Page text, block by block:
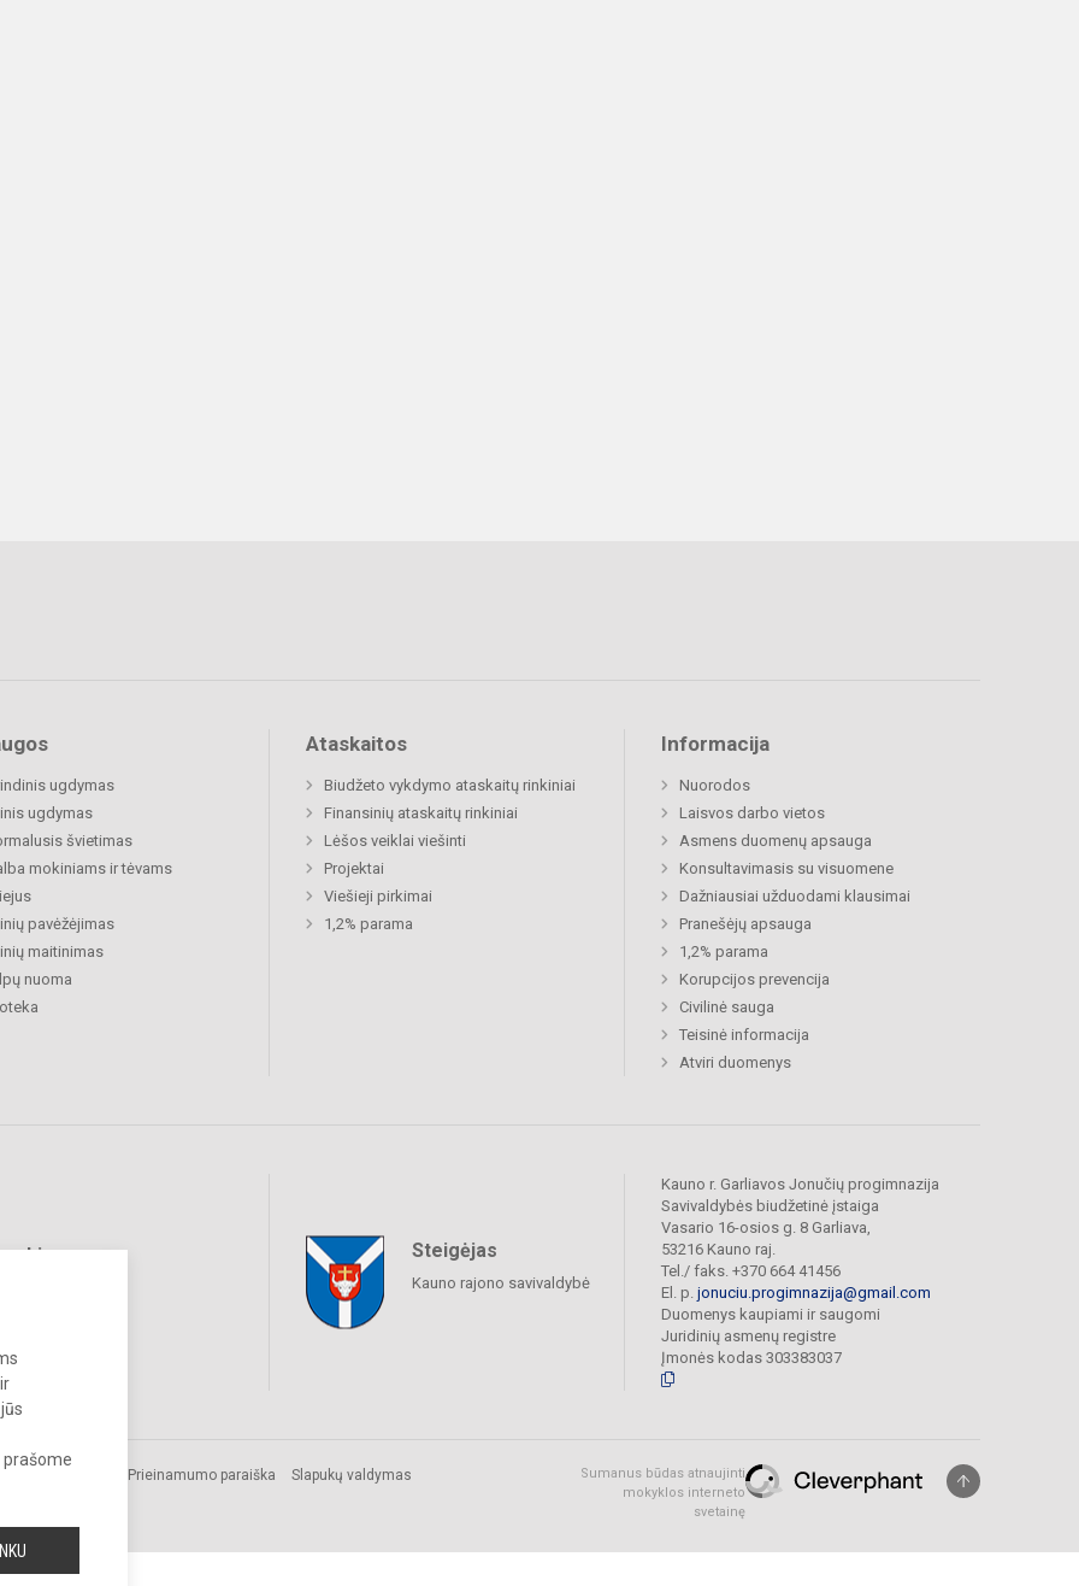
prašome
ugdymas
ugdymas
švietimas
mokiniams ir tėvams
pavėžėjimas
maitinimas
nuoma
Ataskaitos
Biudžeto vykdymo ataskaitų rinkiniai
Finansinių ataskaitų rinkiniai
Lėšos veiklai viešinti
Projektai
Viešieji pirkimai
1,2% parama
Informacija
Nuorodos
Laisvos darbo vietos
Asmens duomenų apsauga
Konsultavimasis su visuomene
Dažniausiai užduodami klausimai
Pranešėjų apsauga
1,2% parama
Korupcijos prevencija
Civilinė sauga
Teisinė informacija
Atviri duomenys
Steigėjas
Kauno rajono savivaldybė
Kauno r. Garliavos Jonučių progimnazija
Savivaldybės biudžetinė įstaiga
Vasario 16-osios g. 8 Garliava,
53216 Kauno raj.
Tel./ faks. +370 664 41456
El. p. jonuciu.progimnazija@gmail.com
Duomenys kaupiami ir saugomi
Juridinių asmenų registre
Įmonės kodas 303383037
Prieinamumo paraiška Slapukų valdymas
Sumanus būdas atnaujinti
mokyklos interneto
svetainę